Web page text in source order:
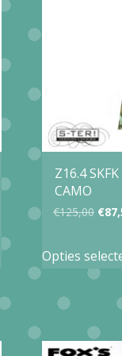
Z16.4
CAMO
€125,00
was:
€
Opties